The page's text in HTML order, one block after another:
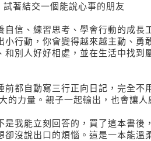
著結交一個能說心事的朋友
自信、練習思考、學會行動的成長
小行動，你會變得越來越主動、勇
和別人好好相處，並在生活中找到
前都自動寫三行正向日記，完全不
的力量。親子一起輸出，也會讓人
是我能立刻回答的，買了這本書後
卻沒說出口的煩惱。這是一本能溫